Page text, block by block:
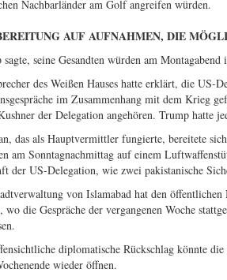
Nachbarländer am Golf angreifen würden.
AUF AUFNAHMEN, DIE
sagte, seine Gesandten würden am
des Weißen Hauses hatte erklärt, die US-
im Zusammenhang mit dem Krieg
der Delegation angehören. Trump hatte
das als Hauptvermittler fungierte, bereitete
am Sonntagnachmittag auf einem
der US-Delegation, wie zwei pakistanische
von Islamabad hat den
wo die Gespräche der vergangenen Woche
diplomatische Rückschlag könnte
wieder öffnen.